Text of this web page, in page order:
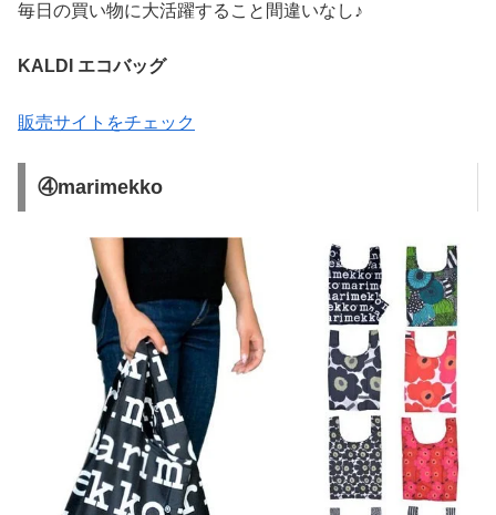
毎日の買い物に大活躍すること間違いなし♪
KALDI エコバッグ
販売サイトをチェック
④marimekko